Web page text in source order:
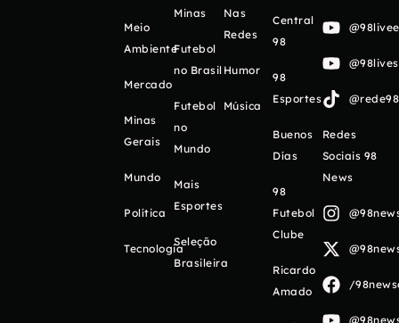
Meio
Ambiente
Mercado
Minas
Gerais
Mundo
Política
Tecnologia
Minas
Futebol
no Brasil
Futebol
no
Mundo
Mais
Esportes
Seleção
Brasileira
Nas
Redes
Humor
Música
Central
98
98
Esportes
Buenos
Días
98
Futebol
Clube
Ricardo
Amado
Redes
Sociais 98
News
/